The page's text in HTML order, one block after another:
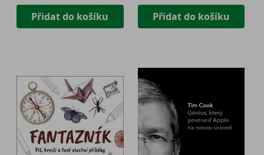
Přidat do košíku Přidat do košíku